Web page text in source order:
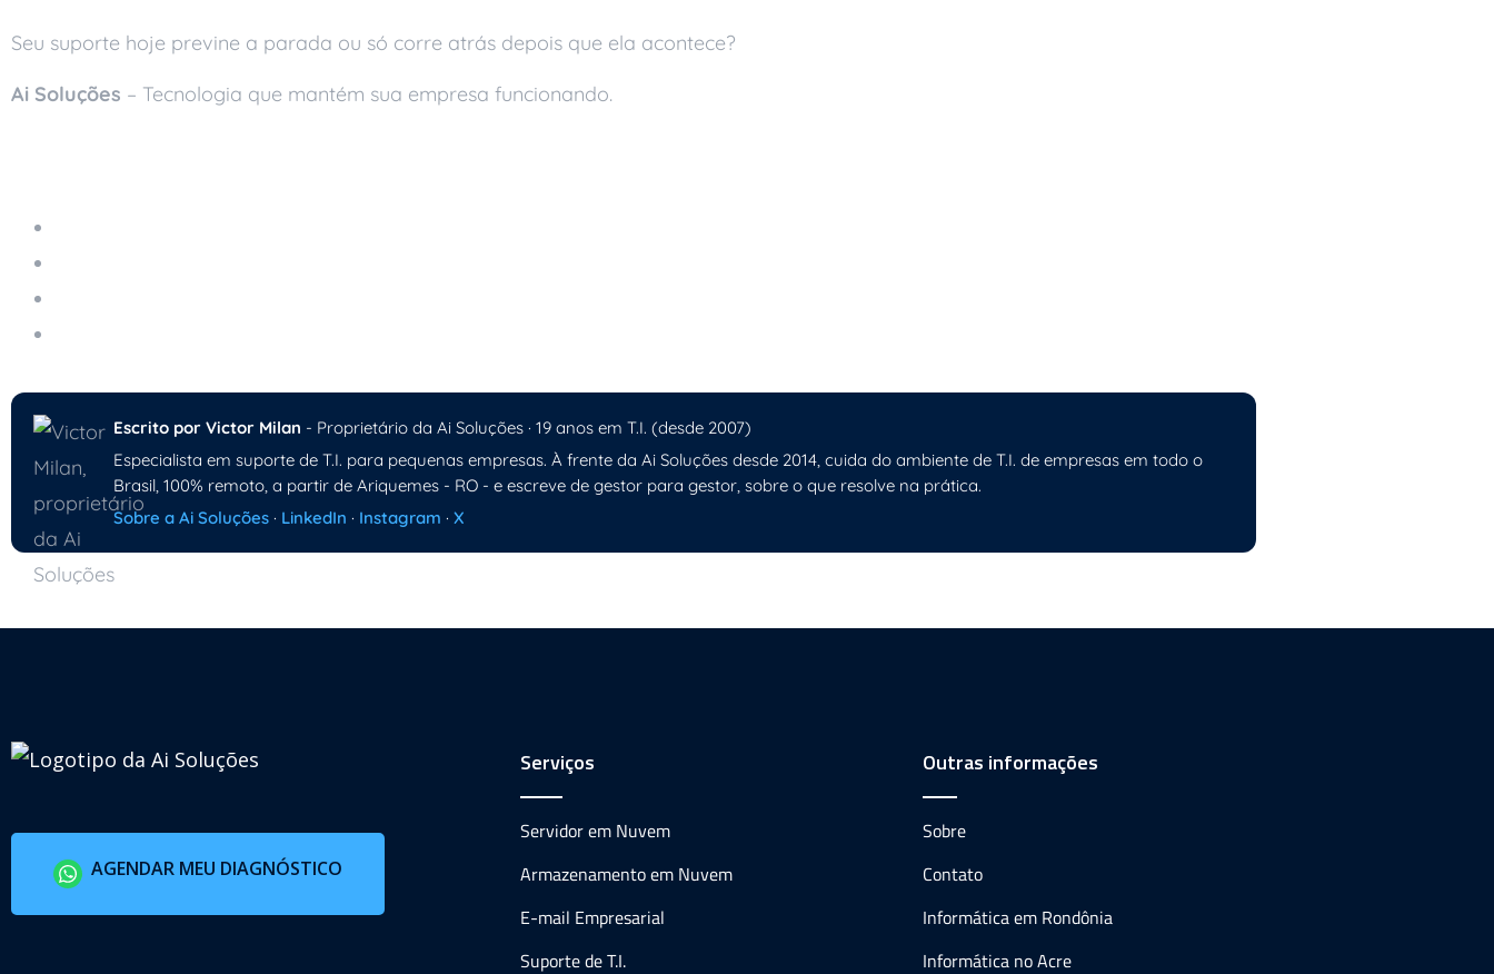
Seu suporte hoje previne a parada ou só corre atrás depois que ela acontece?
Ai Soluções – Tecnologia que mantém sua empresa funcionando.
Escrito por Victor Milan - Proprietário da Ai Soluções · 19 anos em T.I. (desde 2007)
Especialista em suporte de T.I. para pequenas empresas. À frente da Ai Soluções desde 2014, cuida do ambiente de T.I. de empresas em todo o
Brasil, 100% remoto, a partir de Ariquemes - RO - e escreve de gestor para gestor, sobre o que resolve na prática.
Sobre a Ai Soluções · LinkedIn · Instagram · X
AGENDAR MEU DIAGNÓSTICO
Serviços
Servidor em Nuvem
Armazenamento em Nuvem
E-mail Empresarial
Suporte de T.I.
Outras informações
Sobre
Contato
Informática em Rondônia
Informática no Acre